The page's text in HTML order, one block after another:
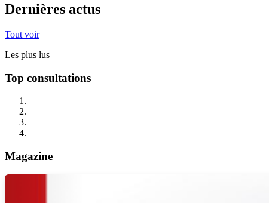
Dernières actus
Tout voir
Les plus lus
Top consultations
Magazine